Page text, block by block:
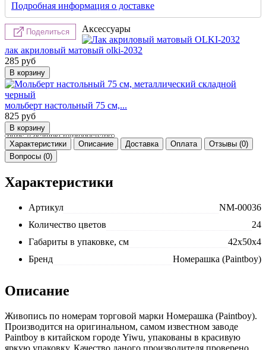
Подробная информация о доставке
Поделиться Аксессуары
лак акриловый матовый olki-2032
285 руб
мольберт настольный 75 см,...
825 руб
Характеристики Описание Доставка Оплата
Отзывы (0)
Вопросы (0)
Характеристики
Артикул
NM-00036
Количество цветов
24
Габариты в упаковке, см
42x50x4
Бренд
Номерашка (Paintboy)
Описание
Живопись по номерам торговой марки Номерашка (Paintboy).
Производится на оригинальном, самом известном заводе
Paintboy в китайском городе Yiwu, упакованы в красивую
яркую упаковку. Качество даного производителя проверено